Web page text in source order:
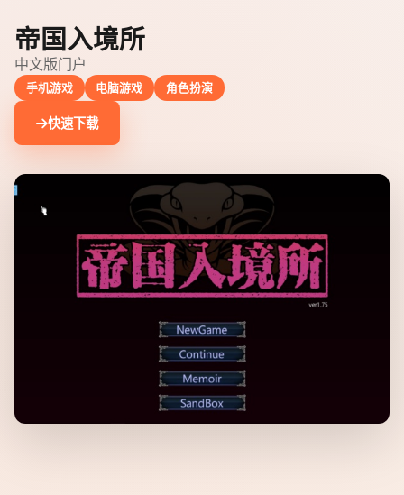
帝国入境所
中文版门户
手机游戏 电脑游戏 角色扮演
快速下载